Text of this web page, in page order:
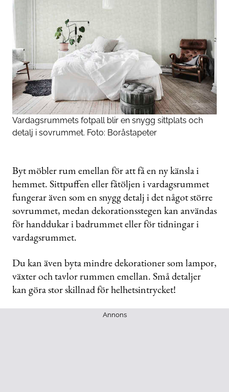
Vardagsrummets fotpall blir en snygg sittplats och
detalj i sovrummet. Foto: Boråstapeter
Byt möbler rum emellan för att få en ny känsla i
hemmet. Sittpuffen eller fåtöljen i vardagsrummet
fungerar även som en snygg detalj i det något större
sovrummet, medan dekorationsstegen kan användas
för handdukar i badrummet eller för tidningar i
vardagsrummet.
Du kan även byta mindre dekorationer som lampor,
växter och tavlor rummen emellan. Små detaljer
kan göra stor skillnad för helhetsintrycket!
Annons